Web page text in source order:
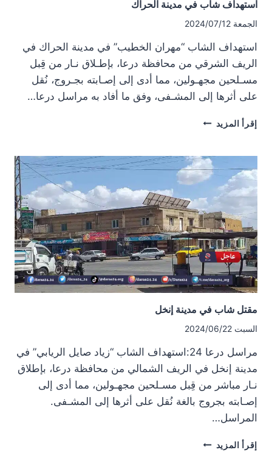
استهداف شاب في مدينة الحراك
الجمعة 2024/07/12
استهداف الشاب “مهران الخطيب” في مدينة الحراك في
الريف الشرقي من محافظة درعا، بإطـلاق نـار من قِبل
مسـلحين مجهـولين، مما أدى إلى إصـابته بجـروج، نُقل
على أثرها إلى المشـفى، وفق ما أفاد به مراسل درعا…
إقرأ المزيد استهداف
مدينة
الحراك
مقتل شاب في مدينة إنخل
السبت 2024/06/22
مراسل درعا 24:استهداف الشاب “زياد صايل الريابي” في
مدينة إنخل في الريف الشمالي من محافظة درعا، بإطلاق
نـار مباشر من قِبل مسـلحين مجهـولين، مما أدى إلى
إصـابته بجروج بالغة نُقل على أثرها إلى المشـفى.
المراسل…
إقرأ المزيد مقتل